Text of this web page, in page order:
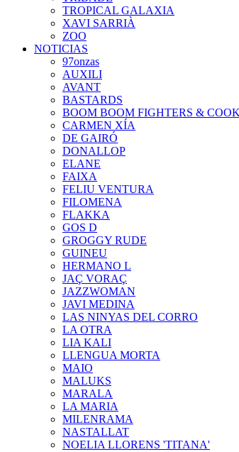
TROPICAL GALAXIA
XAVI SARRIÀ
ZOO
NOTICIAS
97onzas
AUXILI
AVANT
BASTARDS
BOOM BOOM FIGHTERS &
CARMEN XÍA
DE GAIRÓ
DONALLOP
ELANE
FAIXA
FELIU VENTURA
FILOMENA
FLAKKA
GOS D
GROGGY RUDE
GUINEU
HERMANO L
JAÇ VORAÇ
JAZZWOMAN
JAVI MEDINA
LAS NINYAS DEL CORRO
LA OTRA
LIA KALI
LLENGUA MORTA
MAIO
MALUKS
MARALA
LA MARIA
MILENRAMA
NASTALLAT
NOELIA LLORENS 'TITANA'